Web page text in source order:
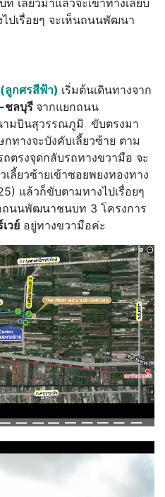
ไปเรื่อยๆ จะเห็นถนนพัฒนา
(ลูกศรสีฟ้า) เริ่มต้นเดินทางจาก
-ชลบุรี จากแยกถนน
ามบินสุวรรณภูมิ ขับตรงมา
ทางจะบังคับเลี้ยวซ้าย ตาม
ตรงจุดกลับรถทางขวามือ จะ
ลี้ยวซ้ายเข้าซอยพยงทองทาง
แล้วก็ขับตามทางไปเรื่อยๆ
ถนนพัฒนาชนบท 3 โครงการ
วย์ อยู่ทางขวามือค่ะ